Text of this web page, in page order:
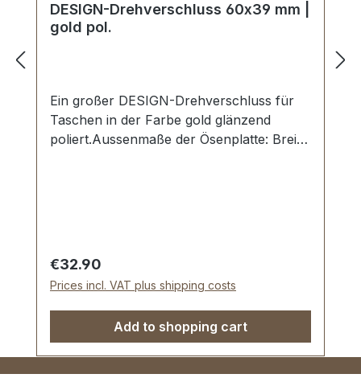
DESIGN-Drehverschluss 60x39 mm |
gold pol.
Ein großer DESIGN-Drehverschluss für
Taschen in der Farbe gold glänzend
poliert.Aussenmaße der Ösenplatte: Breite:
einfach befestigt. Lieferumfang: 1 Stück
DESIGN-Drehverschluss, bestehend aus
Ösenplatte und Wirbel 4 Stück Schrauben
(zur Befestigung der Ösenplatte) 1 Stück
Unterlegscheibe (zur Befestigung des
Unterteils)
Regular price:
€32.90
Prices incl. VAT plus shipping costs
Add to shopping cart